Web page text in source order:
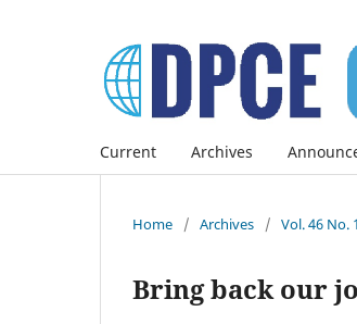
Current Archives
Home / Archives / Vol. 46 No.
Bring back our